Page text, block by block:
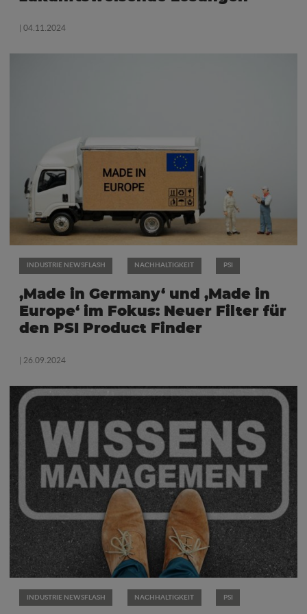
| 04.11.2024
INDUSTRIE NEWSFLASH NACHHALTIGKEIT PSI
‚Made in Germany‘ und ‚Made in
Europe‘ im Fokus: Neuer Filter für
den PSI Product Finder
| 26.09.2024
INDUSTRIE NEWSFLASH NACHHALTIGKEIT PSI